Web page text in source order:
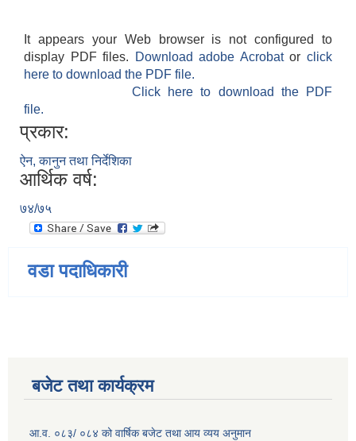
It appears your Web browser is not configured to
display PDF files.
Download adobe Acrobatorclick
here to download the PDF file.
Click here to download the PDF
file.
प्रकार:
ऐन, कानुन तथा निर्देशिका
आर्थिक वर्ष:
७४/७५
वडा पदाधिकारी
बजेट तथा कार्यक्रम
आ.व. ०८३/ ०८४ को वार्षिक बजेट तथा आय व्यय अनुमान